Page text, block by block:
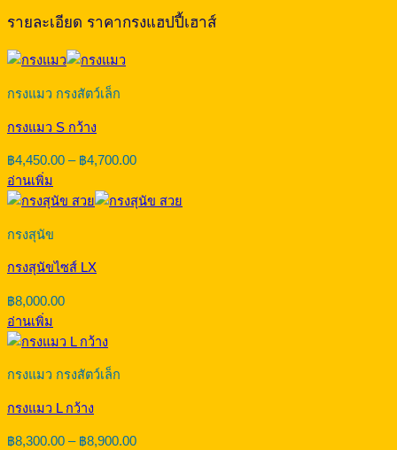
รายละเอียด ราคากรงแฮปปี้เฮาส์
กรงแมว กรงสัตว์เล็ก
กรงแมว S กว้าง
฿4,450.00 – ฿4,700.00Price
through
อ่านเพิ่ม
กรงสุนัข
กรงสุนัขไซส์ LX
฿8,000.00
อ่านเพิ่ม
กรงแมว กรงสัตว์เล็ก
กรงแมว L กว้าง
฿8,300.00 – ฿8,900.00Price